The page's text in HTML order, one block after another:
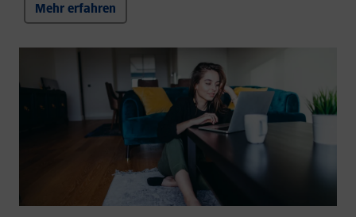
Mehr erfahren